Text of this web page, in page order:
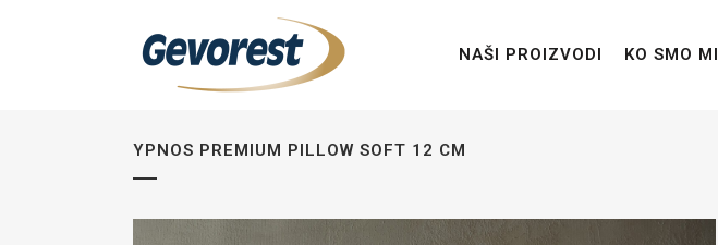
NAŠI PROIZVODI KO SMO MI
YPNOS PREMIUM PILLOW SOFT 12 CM